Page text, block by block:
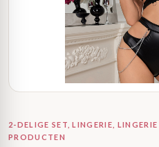
2-DELIGE SET, LINGERIE,
PRODUCTEN